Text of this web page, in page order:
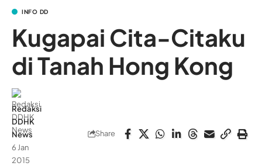
INFO DD
Kugapai Cita-Citaku
di Tanah Hong Kong
Redaksi
DDHK
News
6 Jan
2015
Share